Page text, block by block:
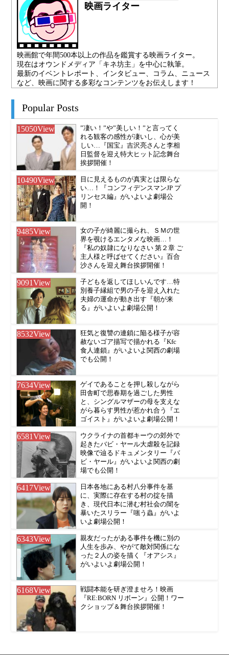
映画ライター
映画館で年間500本以上の作品を鑑賞する映画ライター。
現在はオウンドメディア「キネ坊主」を中心に執筆。
最新のイベントレポート、インタビュー、コラム、ニュース
など、映画に関する多彩なコンテンツをお伝えします！
Popular Posts
15050View
”凄い！”や”美しい！”と言ってく
れる観客の感性が凄いし、心が美
しい…『国宝』吉沢亮さんと李相
日監督を迎え特大ヒット記念舞台
挨拶開催！
10490View
目に見えるものが真実とは限らな
い…！『コンフィデンスマンJP プ
リンセス編』がいよいよ劇場公
開！
9485View
女の子が綺麗に撮られ、ＳＭの世
界を覗けるエンタメな映画…！
『私の奴隷になりなさい 第２章 ご
主人様と呼ばせてください』百合
沙さんを迎え舞台挨拶開催！
9091View
子どもを返してほしいんです…特
別養子縁組で男の子を迎え入れた
夫婦の運命が動き出す『朝が来
る』がいよいよ劇場公開！
8532View
狂気と復讐の連鎖に陥る様子が容
赦ないゴア描写で描かれる『Kfc
食人連鎖』がいよいよ関西の劇場
でも公開！
7634View
ゲイであることを押し殺しながら
田舎町で思春期を過ごした男性
と、シングルマザーの母を支えな
がら暮らす男性が惹かれ合う『エ
ゴイスト』がいよいよ劇場公開！
6581View
ウクライナの首都キーウの郊外で
起きたバビ・ヤール大虐殺を記録
映像で辿るドキュメンタリー『バ
ビ・ヤール』がいよいよ関西の劇
場でも公開！
6417View
日本各地にある村八分事件を基
に、実際に存在する村の掟を描
き、現代日本に潜む村社会の闇を
暴いたスリラー『嗤う蟲』がいよ
いよ劇場公開！
6343View
親友だったがある事件を機に別の
人生を歩み、やがて敵対関係にな
った２人の姿を描く『オアシス』
がいよいよ劇場公開！
6168View
戦闘本能を研ぎ澄ませろ！映画
『RE:BORN リボーン』公開！ワー
クショップ＆舞台挨拶開催！